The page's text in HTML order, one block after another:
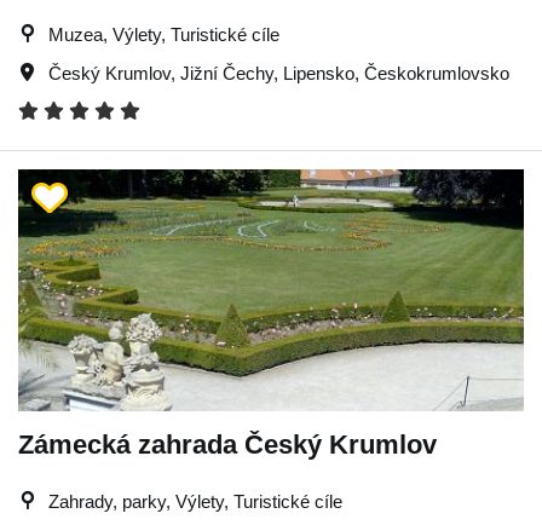
Muzea, Výlety, Turistické cíle
Český Krumlov, Jižní Čechy, Lipensko, Českokrumlovsko
Zámecká zahrada Český Krumlov
Zahrady, parky, Výlety, Turistické cíle